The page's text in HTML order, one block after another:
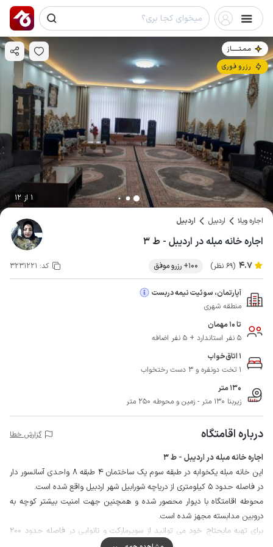
مـمـتــــــاز
رزرو فوری
1 از 12
اجاره ویلا اردبیل اردبیل
اجاره خانه مبله در اردیبل - ط ۳
4.7 (69 نظر) 100+ رزرو موفق کد: 3231221
آپارتمان، سوئیت نیمه دربست
منطقه شهری
تا 10 مهمان
5 نفر استاندارد + 5 نفر اضافه
1 اتاق‌خواب
1 تخت دونفره و 3 دست رختخواب
130 متر
زیربنا 130 متر - زمین و محوطه 250 متر
درباره اقامتگاه گزارش خطا
اجاره خانه مبله در اردیبل - ط 3
این خانه مبله یکخوابه در طبقه سوم یک ساختمان 4 طبقه 8 واحدی آسانسور دار
در فاصله حدود 5 کیلومتری از دریاچه شورابیل شهر اردبیل واقع شده است.
محوطه اقامتگاه با دیوار محصور شده و همچنین جهت امنیت بیشتر کوچه به
دروبین مدابسته مجهز شده است.
برای تهیه مایحتاج خود می توانید از سوپرمارکت و نانوایی در فاصله حدود 200